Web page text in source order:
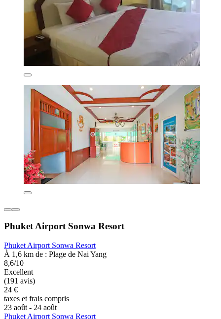
Phuket Airport Sonwa Resort
Phuket Airport Sonwa Resort
À 1,6 km de : Plage de Nai Yang
8,6/10
Excellent
(191 avis)
24 €
taxes et frais compris
23 août - 24 août
Phuket Airport Sonwa Resort